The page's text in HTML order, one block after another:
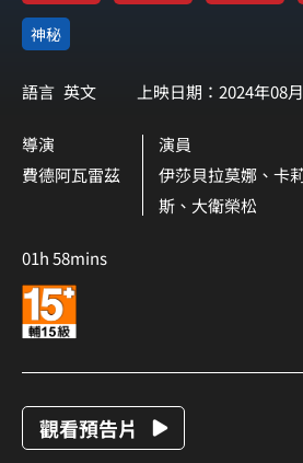
神秘
語言 英文 上映日期：2024年08月
導演
費德阿瓦雷茲
演員
伊莎貝拉莫娜、卡
斯、大衛榮松
01h 58mins
觀看預告片